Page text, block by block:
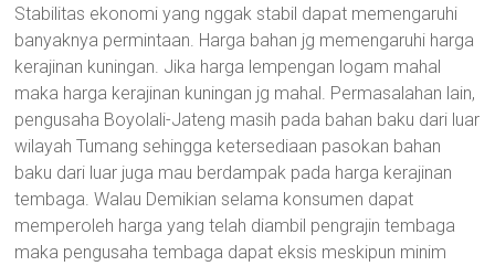
Stabilitas ekonomi yang nggak stabil dapat memengaruhi
banyaknya permintaan. Harga bahan jg memengaruhi harga
kerajinan kuningan. Jika harga lempengan logam mahal
maka harga kerajinan kuningan jg mahal. Permasalahan lain,
pengusaha Boyolali-Jateng masih pada bahan baku dari luar
wilayah Tumang sehingga ketersediaan pasokan bahan
baku dari luar juga mau berdampak pada harga kerajinan
tembaga. Walau Demikian selama konsumen dapat
memperoleh harga yang telah diambil pengrajin tembaga
maka pengusaha tembaga dapat eksis meskipun minim